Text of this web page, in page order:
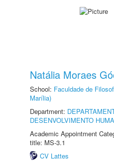
Natália Moraes
School: Faculdade de
Marília)
Department:
DESENVOLVIMENTO
Academic Appointment
title: MS-3.1
CV Lattes